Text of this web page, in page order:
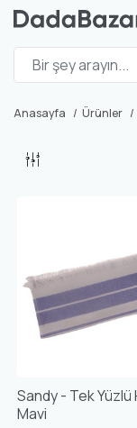
Anasayfa Ürünler
Sandy - Tek Yüzlü
Mavi